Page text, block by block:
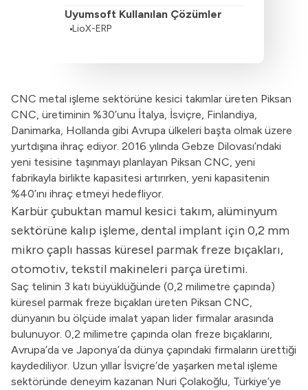
Uyumsoft Kullanılan Çözümler
LioX-ERP
CNC metal işleme sektörüne kesici takımlar üreten Piksan
CNC, üretiminin %30’unu İtalya, İsviçre, Finlandiya,
Danimarka, Hollanda gibi Avrupa ülkeleri başta olmak üzere
yurtdışına ihraç ediyor. 2016 yılında Gebze Dilovası’ndaki
yeni tesisine taşınmayı planlayan Piksan CNC, yeni
fabrikayla birlikte kapasitesi artırırken, yeni kapasitenin
%40’ını ihraç etmeyi hedefliyor.
Karbür çubuktan mamul kesici takım, alüminyum
sektörüne kalıp işleme, dental implant için 0,2 mm
mikro çaplı hassas küresel parmak freze bıçakları,
otomotiv, tekstil makineleri parça üretimi.
Saç telinin 3 katı büyüklüğünde (0,2 milimetre çapında)
küresel parmak freze bıçakları üreten Piksan CNC,
dünyanın bu ölçüde imalat yapan lider firmalar arasında
bulunuyor. 0,2 milimetre çapında olan freze bıçaklarını,
Avrupa’da ve Japonya’da dünya çapındaki firmaların ürettiği
kaydediliyor. Uzun yıllar İsviçre’de yaşarken metal işleme
sektöründe deneyim kazanan Nuri Çolakoğlu, Türkiye’ye